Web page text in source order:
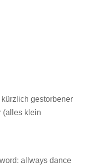
gestorbener
(alles klein
allways dance